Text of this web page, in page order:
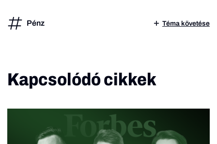
Pénz Téma követése
Kapcsolódó cikkek